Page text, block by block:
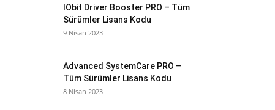
IObit Driver Booster PRO – Tüm
Sürümler Lisans Kodu
9 Nisan 2023
Advanced SystemCare PRO –
Tüm Sürümler Lisans Kodu
8 Nisan 2023